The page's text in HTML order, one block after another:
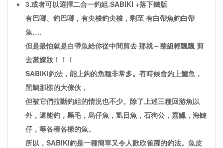
3.或者可以選擇二合一釣組.SABIKI +落下鐵版
有巴啷、釣巴啷，有尖梭釣尖梭，剩至 有白帶魚釣白帶
魚….
但是最怕就是白帶魚給你從中間剪去 那就～整組輕飄飄 剪
去當嫁妝！！！
SABIKI釣法，能上鉤的魚種非常多。有時候會釣上鱸魚，
黑鯛那樣的大傢伙，
但被它們拉斷釣組的情況也不少。除了上述三種回游魚以
外，還能釣，黑毛，烏仔魚，虱目魚，石狗公，嘉鱲，海鰱
仔，等各種各樣的魚。
所以，SABIKI釣是一種簡單又令人歡欣雀躍的釣法。魚皮